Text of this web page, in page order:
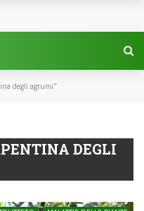
degli agrumi"
DEGLI